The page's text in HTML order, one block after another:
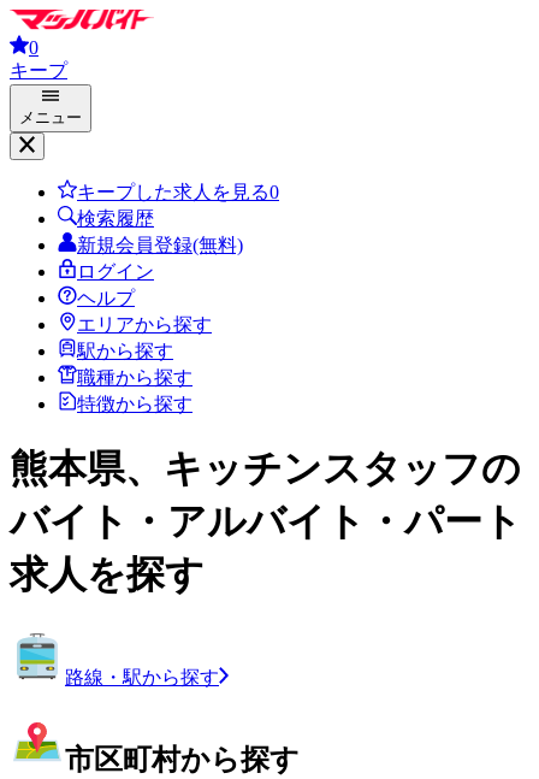
0
キープ
メニュー
キープした求人を見る0
検索履歴
新規会員登録(無料)
ログイン
ヘルプ
エリアから探す
駅から探す
職種から探す
特徴から探す
熊本県、キッチンスタッフの
バイト・アルバイト・パート
求人を探す
路線・駅から探す
市区町村から探す